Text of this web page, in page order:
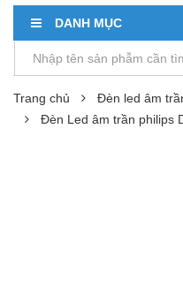
DANH MỤC
Trang chủ Đèn led âm
Đèn Led âm trần philips